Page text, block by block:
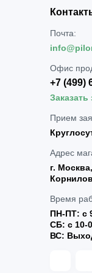
Почта:
Офис
+7 (499)
Заказать
Прием
Адрес
г.
Время
ПН-ПТ: с
СБ: с 10-
ВС: